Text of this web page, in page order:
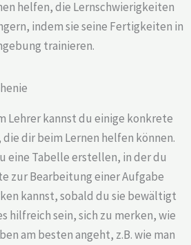
helfen, die Lernschwierigkeiten
indem sie seine Fertigkeiten in
trainieren.
Lehrer kannst du einige konkrete
dir beim Lernen helfen können.
eine Tabelle erstellen, in der du
zur Bearbeitung einer Aufgabe
kannst, sobald du sie bewältigt
hilfreich sein, sich zu merken, wie
am besten angeht, z.B. wie man